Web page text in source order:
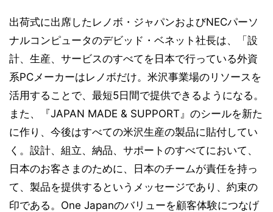
出荷式に出席したレノボ・ジャパンおよびNECパーソ
ナルコンピュータのデビッド・ベネット社長は、「設
計、生産、サービスのすべてを日本で行っている外資
系PCメーカーはレノボだけ。米沢事業場のリソースを
活用することで、最短5日間で提供できるようになる。
また、『JAPAN MADE & SUPPORT』のシールを新た
に作り、今後はすべての米沢生産の製品に貼付してい
く。設計、組立、納品、サポートのすべてにおいて、
日本のお客さまのために、日本のチームが責任を持っ
て、製品を提供するというメッセージであり、約束の
印である。One Japanのバリューを顧客体験につなげ